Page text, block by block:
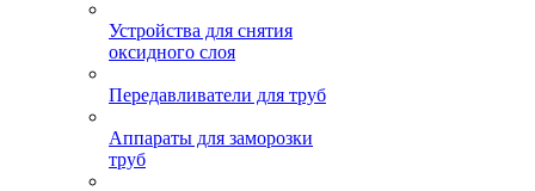
Устройства для снятия
оксидного слоя
Передавливатели для труб
Аппараты для заморозки
труб